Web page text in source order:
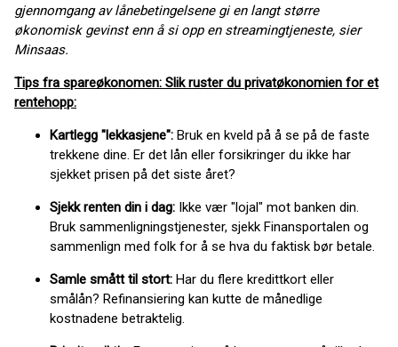
gjennomgang av lånebetingelsene gi en langt større
økonomisk gevinst enn å si opp en streamingtjeneste, sier
Minsaas.
Tips fra spareøkonomen: Slik ruster du privatøkonomien for et
rentehopp:
Kartlegg "lekkasjene": Bruk en kveld på å se på de faste
trekkene dine. Er det lån eller forsikringer du ikke har
sjekket prisen på det siste året?
Sjekk renten din i dag: Ikke vær "lojal" mot banken din.
Bruk sammenligningstjenester, sjekk Finansportalen og
sammenlign med folk for å se hva du faktisk bør betale.
Samle smått til stort: Har du flere kredittkort eller
smålån? Refinansiering kan kutte de månedlige
kostnadene betraktelig.